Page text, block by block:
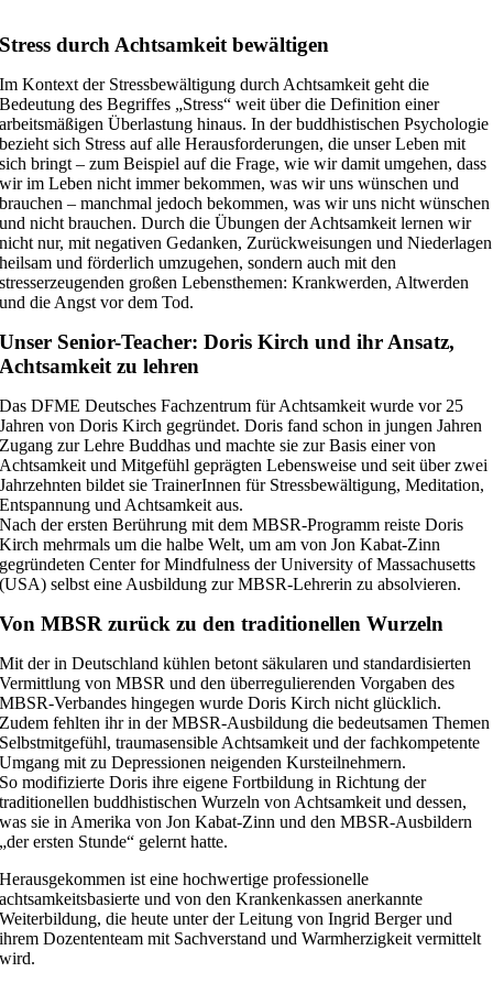
Stress durch Achtsamkeit bewältigen
Im Kontext der Stressbewältigung durch Achtsamkeit geht die
Bedeutung des Begriffes „Stress“ weit über die Definition einer
arbeitsmäßigen Überlastung hinaus. In der buddhistischen Psychologie
bezieht sich Stress auf alle Herausforderungen, die unser Leben mit
sich bringt – zum Beispiel auf die Frage, wie wir damit umgehen, dass
wir im Leben nicht immer bekommen, was wir uns wünschen und
brauchen – manchmal jedoch bekommen, was wir uns nicht wünschen
und nicht brauchen. Durch die Übungen der Achtsamkeit lernen wir
nicht nur, mit negativen Gedanken, Zurückweisungen und Niederlagen
heilsam und förderlich umzugehen, sondern auch mit den
stresserzeugenden großen Lebensthemen: Krankwerden, Altwerden
und die Angst vor dem Tod.
Unser Senior-Teacher: Doris Kirch und ihr Ansatz,
Achtsamkeit zu lehren
Das DFME Deutsches Fachzentrum für Achtsamkeit wurde vor 25
Jahren von Doris Kirch gegründet. Doris fand schon in jungen Jahren
Zugang zur Lehre Buddhas und machte sie zur Basis einer von
Achtsamkeit und Mitgefühl geprägten Lebensweise und seit über zwei
Jahrzehnten bildet sie TrainerInnen für Stressbewältigung, Meditation,
Entspannung und Achtsamkeit aus.
Nach der ersten Berührung mit dem MBSR-Programm reiste Doris
Kirch mehrmals um die halbe Welt, um am von Jon Kabat-Zinn
gegründeten Center for Mindfulness der University of Massachusetts
(USA) selbst eine Ausbildung zur MBSR-Lehrerin zu absolvieren.
Von MBSR zurück zu den traditionellen Wurzeln
Mit der in Deutschland kühlen betont säkularen und standardisierten
Vermittlung von MBSR und den überregulierenden Vorgaben des
MBSR-Verbandes hingegen wurde Doris Kirch nicht glücklich.
Zudem fehlten ihr in der MBSR-Ausbildung die bedeutsamen Themen
Selbstmitgefühl, traumasensible Achtsamkeit und der fachkompetente
Umgang mit zu Depressionen neigenden Kursteilnehmern.
So modifizierte Doris ihre eigene Fortbildung in Richtung der
traditionellen buddhistischen Wurzeln von Achtsamkeit und dessen,
was sie in Amerika von Jon Kabat-Zinn und den MBSR-Ausbildern
„der ersten Stunde“ gelernt hatte.
Herausgekommen ist eine hochwertige professionelle
achtsamkeitsbasierte und von den Krankenkassen anerkannte
Weiterbildung, die heute unter der Leitung von Ingrid Berger und
ihrem Dozententeam mit Sachverstand und Warmherzigkeit vermittelt
wird.